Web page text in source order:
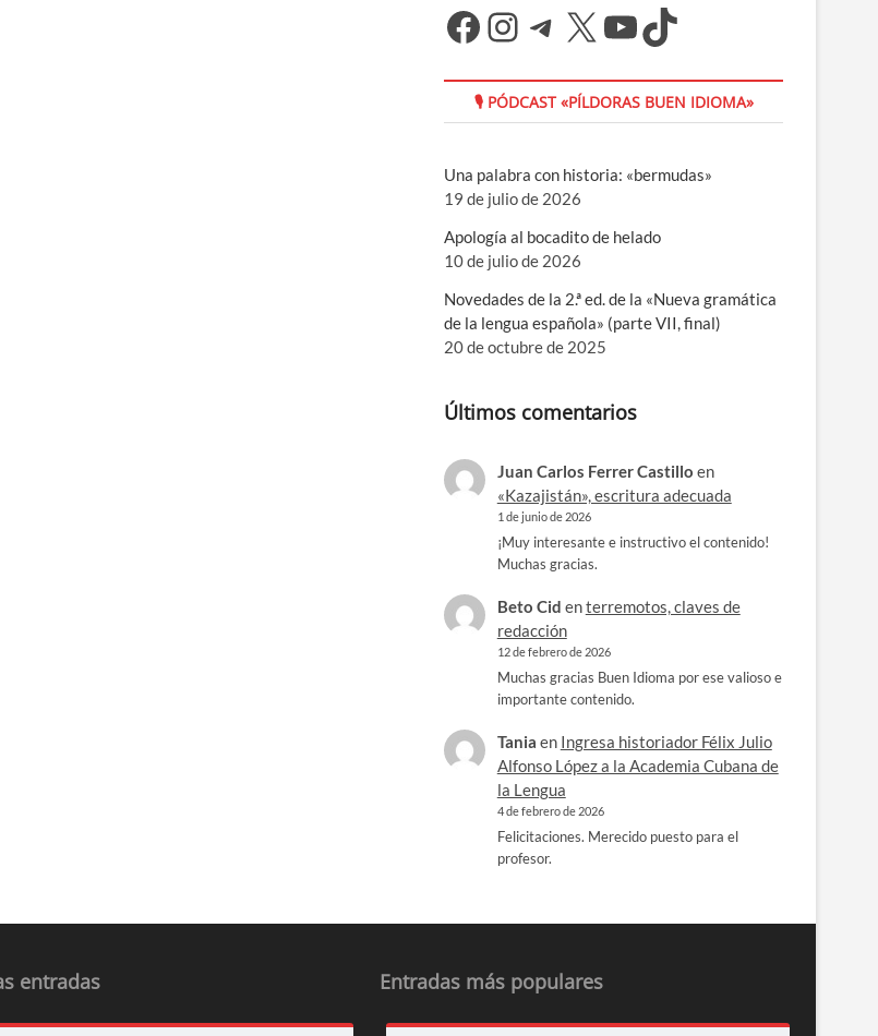
Facebook
Instagram
Telegram
X YouTube
TikTok
🎙 PÓDCAST «PÍLDORAS BUEN IDIOMA»
Una palabra con historia: «bermudas»
19 de julio de 2026
Apología al bocadito de helado
10 de julio de 2026
Novedades de la 2.ª ed. de la «Nueva gramática
de la lengua española» (parte VII, final)
20 de octubre de 2025
Últimos comentarios
Juan Carlos Ferrer Castillo en
«Kazajistán», escritura adecuada
1 de junio de 2026
¡Muy interesante e instructivo el contenido!
Muchas gracias.
Beto Cid enterremotos, claves de
redacción
12 de febrero de 2026
Muchas gracias Buen Idioma por ese valioso e
importante contenido.
Tania en Ingresa historiador Félix Julio
Alfonso López a la Academia Cubana de
la Lengua
4 de febrero de 2026
Felicitaciones. Merecido puesto para el
profesor.
entradas Entradas más populares